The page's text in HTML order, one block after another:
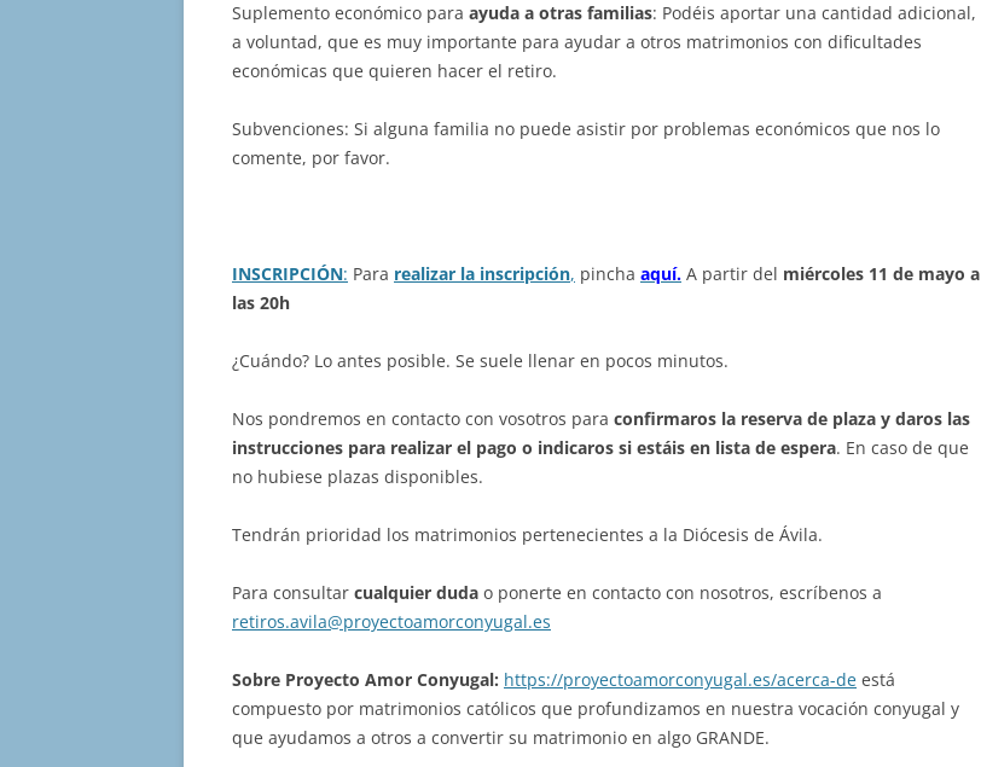
Suplemento económico para ayuda a otras familias: Podéis aportar una cantidad adicional,
a voluntad, que es muy importante para ayudar a otros matrimonios con dificultades
económicas que quieren hacer el retiro.
Subvenciones: Si alguna familia no puede asistir por problemas económicos que nos lo
comente, por favor.
INSCRIPCIÓN: Para realizar la inscripción, pincha aquí. A partir del miércoles 11 de mayo a
las 20h
¿Cuándo? Lo antes posible. Se suele llenar en pocos minutos.
Nos pondremos en contacto con vosotros para confirmaros la reserva de plaza y daros las
instrucciones para realizar el pago o indicaros si estáis en lista de espera. En caso de que
no hubiese plazas disponibles.
Tendrán prioridad los matrimonios pertenecientes a la Diócesis de Ávila.
Para consultar cualquier duda o ponerte en contacto con nosotros, escríbenos a
retiros.avila@proyectoamorconyugal.es
Sobre Proyecto Amor Conyugal: https://proyectoamorconyugal.es/acerca-de está
compuesto por matrimonios católicos que profundizamos en nuestra vocación conyugal y
que ayudamos a otros a convertir su matrimonio en algo GRANDE.